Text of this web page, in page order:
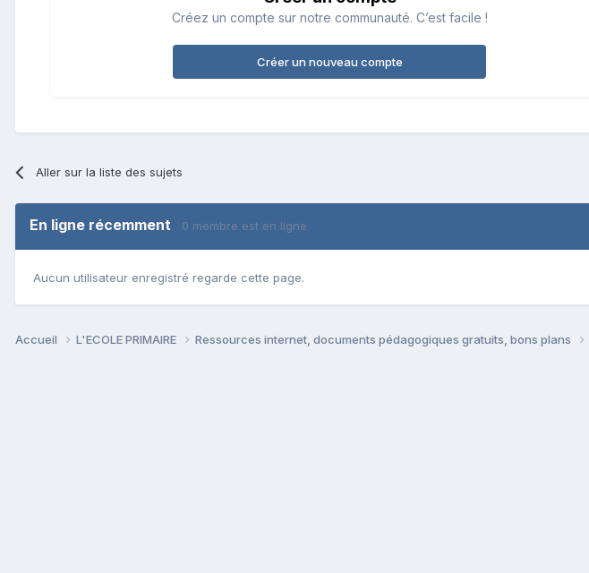
Créez un compte sur notre communauté. C’est facile !
Créer un nouveau compte
Aller sur la liste des sujets
En ligne récemment 0 membre est en ligne
Aucun utilisateur enregistré regarde cette page.
Accueil L'ECOLE PRIMAIRE Ressources internet, documents pédagogiques gratuits, bons plans